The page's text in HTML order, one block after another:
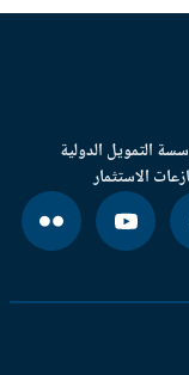
الدولية
الاستثمار